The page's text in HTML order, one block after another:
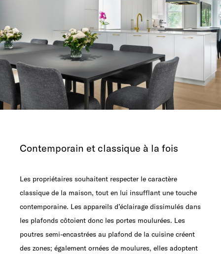
Contemporain et classique à la fois
Les propriétaires souhaitent respecter le caractère
classique de la maison, tout en lui insufflant une touche
contemporaine. Les appareils d’éclairage dissimulés dans
les plafonds côtoient donc les portes moulurées. Les
poutres semi-encastrées au plafond de la cuisine créent
des zones; également ornées de moulures, elles adoptent